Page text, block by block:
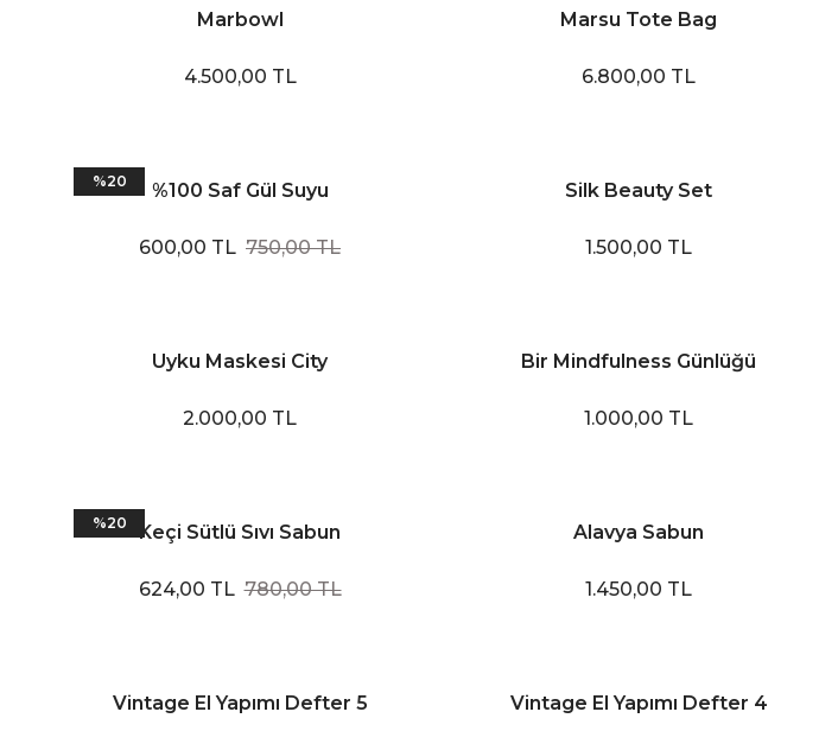
Marbowl
4.500,00 TL
Marsu Tote Bag
6.800,00 TL
%20 %100 Saf Gül Suyu
600,00 TL 750,00 TL
Silk Beauty Set
1.500,00 TL
Uyku Maskesi City
2.000,00 TL
Bir Mindfulness Günlüğü
1.000,00 TL
%20 Keçi Sütlü Sıvı Sabun
624,00 TL 780,00 TL
Alavya Sabun
1.450,00 TL
Vintage El Yapımı Defter 5 Vintage El Yapımı Defter 4